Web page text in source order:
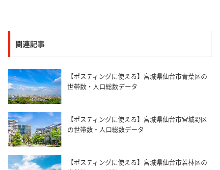
関連記事
【ポスティングに使える】宮城県仙台市青葉区の
世帯数・人口総数データ
【ポスティングに使える】宮城県仙台市宮城野区
の世帯数・人口総数データ
【ポスティングに使える】宮城県仙台市若林区の